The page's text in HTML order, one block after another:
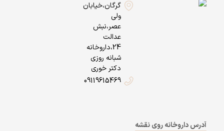
گرگان،خیابان
ولی
عصر،نبش
عدالت
24،داروخانه
شبانه روزی
دکتر خوری
09119615469
آدرس داروخانه روی نقشه